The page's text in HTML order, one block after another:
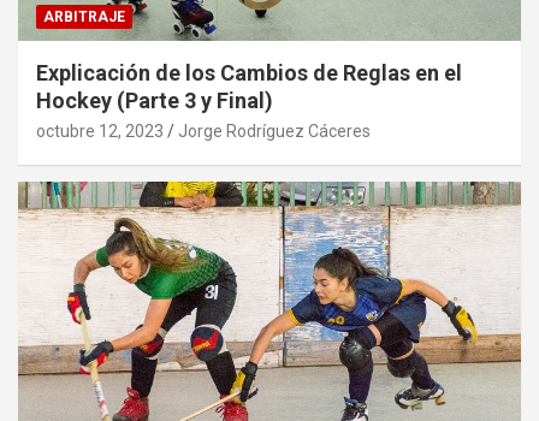
ARBITRAJE
Explicación de los Cambios de Reglas en el
Hockey (Parte 3 y Final)
octubre 12, 2023 Jorge Rodríguez Cáceres